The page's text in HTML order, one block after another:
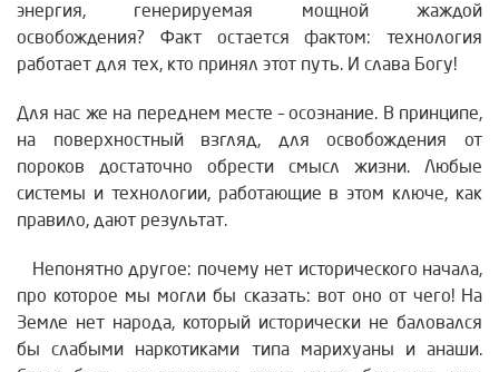
энергия, генерируемая мощной жаждой
освобождения? Факт остается фактом: технология
работает для тех, кто принял этот путь. И слава Богу!
Для нас же на переднем месте – осознание. В принципе,
на поверхностный взгляд, для освобождения от
пороков достаточно обрести смысл жизни. Любые
системы и технологии, работающие в этом ключе, как
правило, дают результат.
Непонятно другое: почему нет исторического начала,
про которое мы могли бы сказать: вот оно от чего! На
Земле нет народа, который исторически не баловался
бы слабыми наркотиками типа марихуаны и анаши.